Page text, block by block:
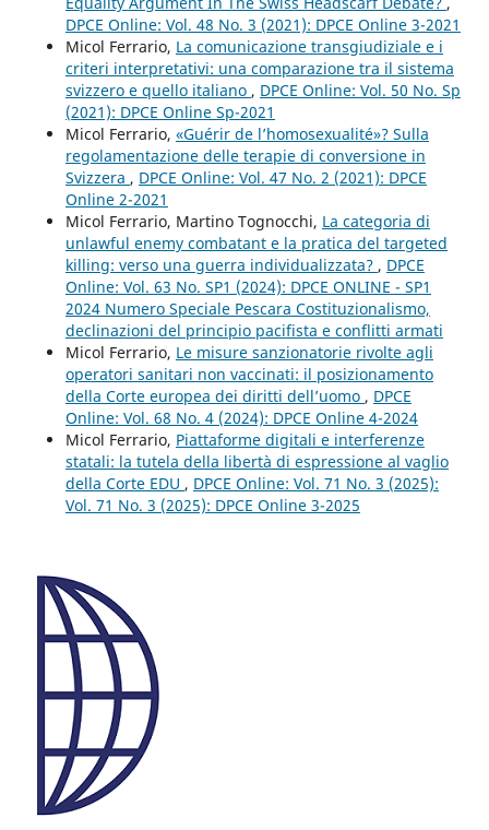
DPCE Online: Vol. 48 No. 3 (2021): DPCE Online 3-2021
Micol Ferrario, La comunicazione transgiudiziale e i
criteri interpretativi: una comparazione tra il sistema
svizzero e quello italiano , DPCE Online: Vol. 50 No. Sp
(2021): DPCE Online Sp-2021
Micol Ferrario, «Guérir de l’homosexualité»? Sulla
regolamentazione delle terapie di conversione in
Svizzera , DPCE Online: Vol. 47 No. 2 (2021): DPCE
Online 2-2021
Micol Ferrario, Martino Tognocchi, La categoria di
unlawful enemy combatant e la pratica del targeted
killing: verso una guerra individualizzata? , DPCE
Online: Vol. 63 No. SP1 (2024): DPCE ONLINE - SP1
2024 Numero Speciale Pescara Costituzionalismo,
declinazioni del principio pacifista e conflitti armati
Micol Ferrario, Le misure sanzionatorie rivolte agli
operatori sanitari non vaccinati: il posizionamento
della Corte europea dei diritti dell’uomo , DPCE
Online: Vol. 68 No. 4 (2024): DPCE Online 4-2024
Micol Ferrario, Piattaforme digitali e interferenze
statali: la tutela della libertà di espressione al vaglio
della Corte EDU , DPCE Online: Vol. 71 No. 3 (2025):
Vol. 71 No. 3 (2025): DPCE Online 3-2025